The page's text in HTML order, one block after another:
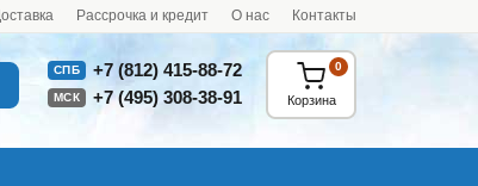
Рассрочка и кредит О нас Контакты
СПБ +7 (812) 415-88-72
МСК +7 (495) 308-38-91 Корзина
0